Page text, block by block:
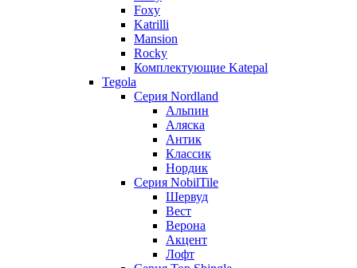
Foxy
Katrilli
Mansion
Rocky
Комплектующие Katepal
Tegola
Серия Nordland
Альпин
Аляска
Антик
Классик
Нордик
Серия NobilTile
Шервуд
Вест
Верона
Акцент
Лофт